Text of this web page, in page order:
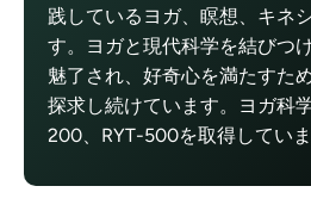
践しているヨガ、瞑想、キネ
す。ヨガと現代科学を結びつ
魅了され、好奇心を満たすた
探求し続けています。ヨガ科
200、RYT-500を取得してい